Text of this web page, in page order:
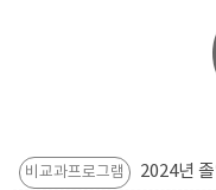
비교과프로그램 2024년